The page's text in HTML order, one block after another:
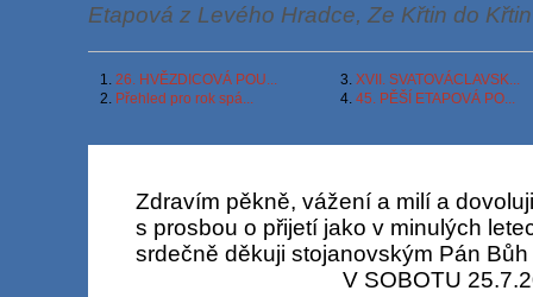
Etapová z Levého Hradce, Ze Křtin do
1.
26. HVĚZDICOVÁ POU...
2. Přehled pro rok spá...
3.XVII. SVATOVÁCLAVSK...
4.45. PĚŠÍ ETAPOVÁ PO...
Zdravím pěkně, vážení a milí a
s prosbou o přijetí jako v minulých
srdečně děkuji stojanovským Pán
V SOBOTU